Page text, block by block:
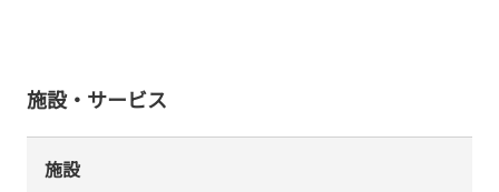
施設・サービス
施設